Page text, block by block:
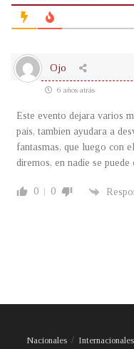
Ojo
6 años atrás
Este evento dejara varios
pais, tambien ayudara a
fantasmas, que luego con
diremos, en nadie se
0 0
Nacionales Internacionales